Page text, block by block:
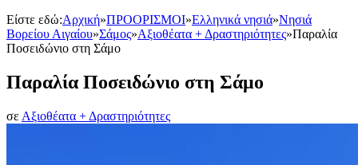
Είστε εδώ:Αρχική»ΠΡΟΟΡΙΣΜΟΙ»Ελληνικά νησιά»Νησιά
Βορείου Αιγαίου»Σάμος»Αξιοθέατα + Δραστηριότητες»Παραλία
Ποσειδώνιο στη Σάμο
Παραλία Ποσειδώνιο στη Σάμο
σε Αξιοθέατα + Δραστηριότητες